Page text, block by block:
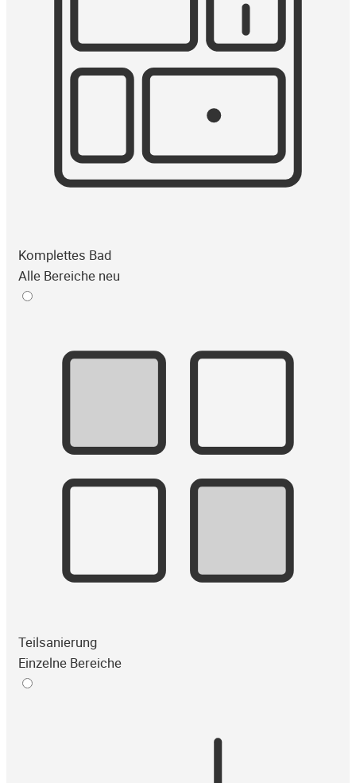
Komplettes Bad
Alle Bereiche neu
Teilsanierung
Einzelne Bereiche